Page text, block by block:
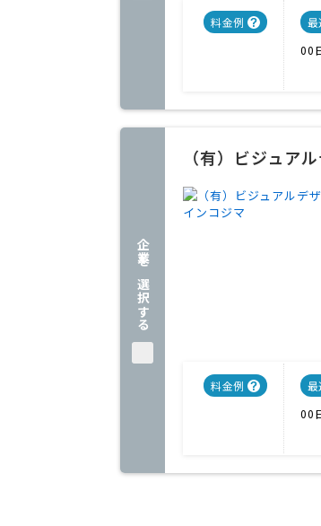
料金例
最
00
企業を選択する
（有）ビジュア
料金例
最
00